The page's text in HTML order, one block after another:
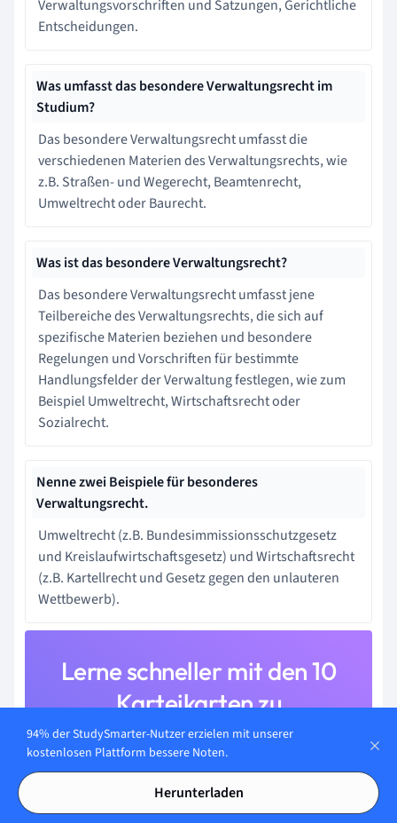
Verwaltungsvorschriften und Satzungen, Gerichtliche
Entscheidungen.
Was umfasst das besondere Verwaltungsrecht im
Studium?
Das besondere Verwaltungsrecht umfasst die
verschiedenen Materien des Verwaltungsrechts, wie
z.B. Straßen- und Wegerecht, Beamtenrecht,
Umweltrecht oder Baurecht.
Was ist das besondere Verwaltungsrecht?
Das besondere Verwaltungsrecht umfasst jene
Teilbereiche des Verwaltungsrechts, die sich auf
spezifische Materien beziehen und besondere
Regelungen und Vorschriften für bestimmte
Handlungsfelder der Verwaltung festlegen, wie zum
Beispiel Umweltrecht, Wirtschaftsrecht oder
Sozialrecht.
Nenne zwei Beispiele für besonderes
Verwaltungsrecht.
Umweltrecht (z.B. Bundesimmissionsschutzgesetz
und Kreislaufwirtschaftsgesetz) und Wirtschaftsrecht
(z.B. Kartellrecht und Gesetz gegen den unlauteren
Wettbewerb).
Lerne schneller mit den 10
Karteikarten zu
Verwaltungsrecht
Melde dich kostenlos an, um Zugriff auf all unsere
Karteikarten zu erhalten.
94% der StudySmarter-Nutzer erzielen mit unserer
kostenlosen Plattform bessere Noten.
Herunterladen